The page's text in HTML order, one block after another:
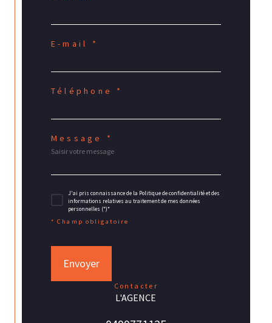
E-mail *
Téléphone *
Message *
J'ai pris connaissance de la Politique de confidentialité et des
informations relatives au traitement de mes données
personnelles (*)*
* Champ obligatoire
Envoyer
contacter
L'AGENCE